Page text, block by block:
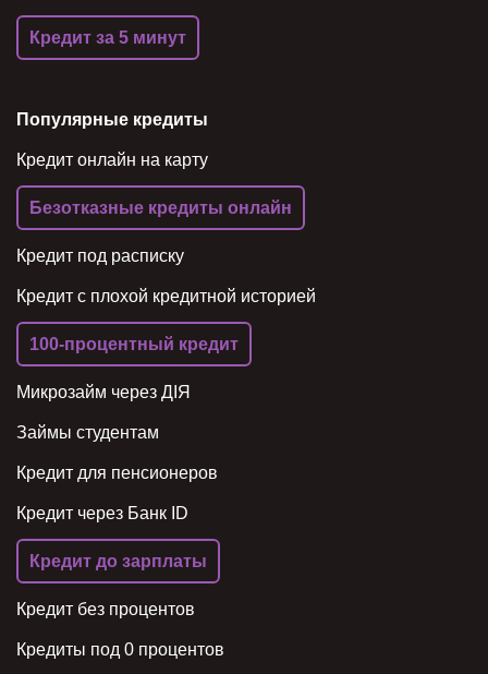
Кредит за 5 минут
Популярные кредиты
Кредит онлайн на карту
Безотказные кредиты онлайн
Кредит под расписку
Кредит с плохой кредитной историей
100-процентный кредит
Микрозайм через ДІЯ
Займы студентам
Кредит для пенсионеров
Кредит через Банк ID
Кредит до зарплаты
Кредит без процентов
Кредиты под 0 процентов